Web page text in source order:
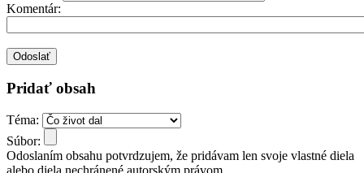
Komentár:
Pridať obsah
Téma:
Súbor:
Odoslaním obsahu potvrdzujem, že pridávam len svoje vlastné diela
alebo diela nechránené autorským právom.